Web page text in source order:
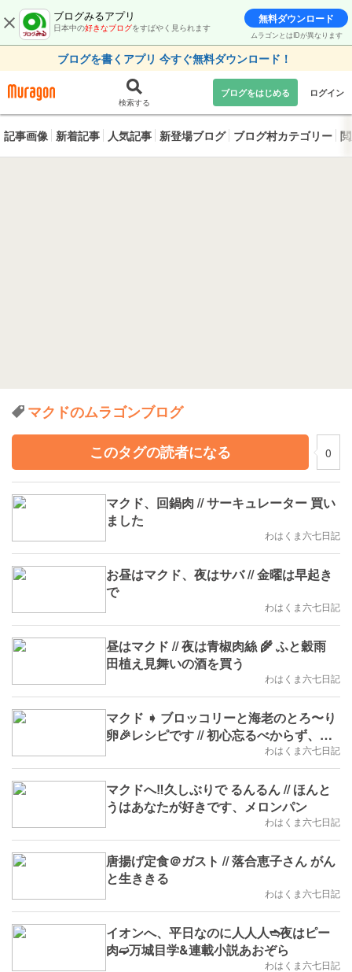
ブログみるアプリ
日本中の好きなブログをすばやく見られます
無料ダウンロード
ムラゴンとはIDが異なります
ブログを書くアプリ 今すぐ無料ダウンロード！
検索する
ブログをはじめる ログイン
記事画像 新着記事 人気記事 新登場ブログ ブログ村カテゴリー
マクドのムラゴンブログ
このタグの読者になる
0
マクド、回鍋肉 // サーキュレーター 買い
ました
わはくま六七日記
お昼はマクド、夜はサバ // 金曜は早起き
で
わはくま六七日記
昼はマクド // 夜は青椒肉絲 🌾 ふと穀雨
田植え見舞いの酒を買う
わはくま六七日記
マクド ➧ ブロッコリーと海老のとろ〜り
卵🎉レシピです // 初心忘るべからず、春
わはくま六七日記
マクドへ‼️久しぶりで るんるん // ほんと
うはあなたが好きです、メロンパン
わはくま六七日記
唐揚げ定食＠ガスト // 落合恵子さん がん
と生ききる
わはくま六七日記
イオンへ、平日なのに人人人➬夜はピー
肉➫万城目学&連載小説あおぞら
わはくま六七日記